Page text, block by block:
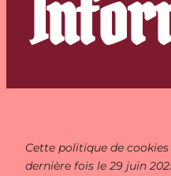
Cette politique de
dernière fois le 29 juin